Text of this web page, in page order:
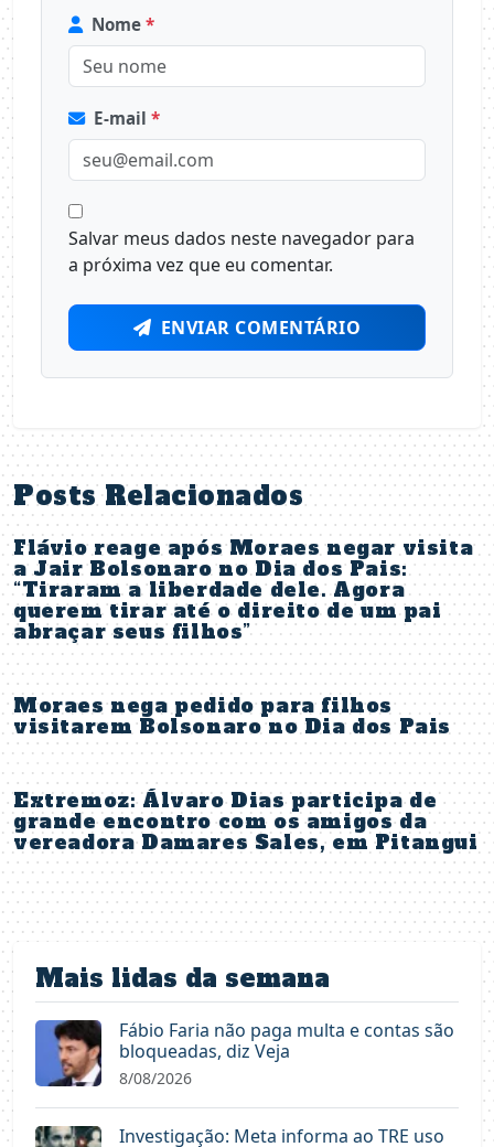
Nome *
E-mail *
Salvar meus dados neste navegador para
a próxima vez que eu comentar.
ENVIAR COMENTÁRIO
Posts Relacionados
Flávio reage após Moraes negar visita
a Jair Bolsonaro no Dia dos Pais:
“Tiraram a liberdade dele. Agora
querem tirar até o direito de um pai
abraçar seus filhos”
Moraes nega pedido para filhos
visitarem Bolsonaro no Dia dos Pais
Extremoz: Álvaro Dias participa de
grande encontro com os amigos da
vereadora Damares Sales, em Pitangui
Mais lidas da semana
Fábio Faria não paga multa e contas são
bloqueadas, diz Veja
8/08/2026
Investigação: Meta informa ao TRE uso